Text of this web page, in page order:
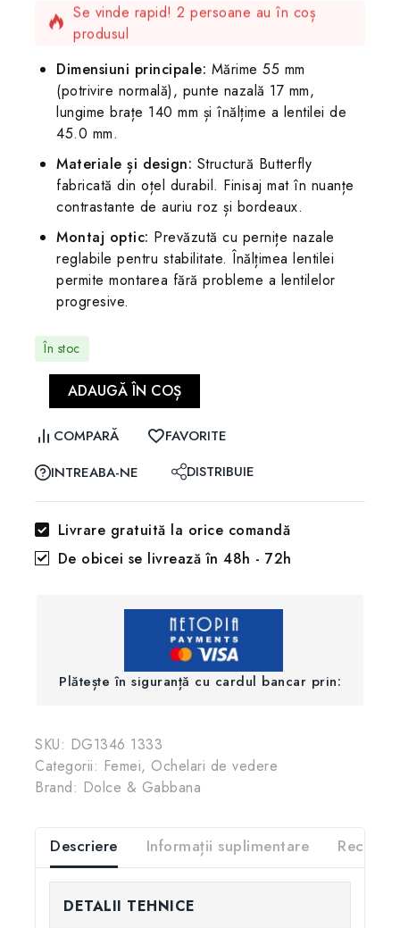
Se vinde rapid! 2 persoane au în coș
produsul
Dimensiuni principale: Mărime 55 mm
(potrivire normală), punte nazală 17 mm,
lungime brațe 140 mm și înălțime a lentilei de
45.0 mm.
Materiale și design: Structură Butterfly
fabricată din oțel durabil. Finisaj mat în nuanțe
contrastante de auriu roz și bordeaux.
Montaj optic: Prevăzută cu pernițe nazale
reglabile pentru stabilitate. Înălțimea lentilei
permite montarea fără probleme a lentilelor
progresive.
În stoc
ADAUGĂ ÎN COȘ
COMPARĂ
FAVORITE
INTREABA-NE
DISTRIBUIE
Livrare gratuită la orice comandă
De obicei se livrează în 48h - 72h
Plătește în siguranță cu cardul bancar prin:
SKU: DG1346 1333
Categorii: Femei, Ochelari de vedere
Brand: Dolce & Gabbana
Descriere Informații suplimentare
DETALII TEHNICE